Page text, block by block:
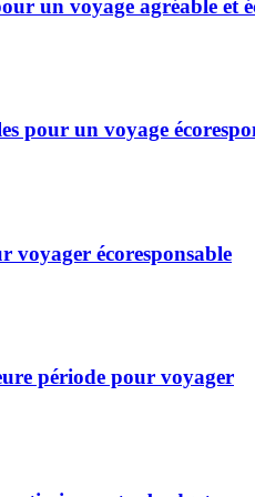
un voyage agréable et
pour un voyage
voyager écoresponsable
période pour voyager